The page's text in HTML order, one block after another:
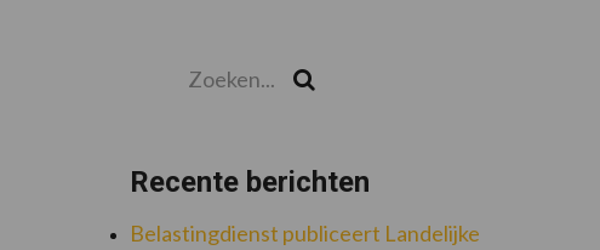
Recente berichten
Belastingdienst publiceert Landelijke